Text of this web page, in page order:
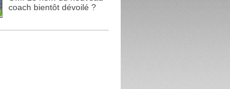
coach bientôt dévoilé ?